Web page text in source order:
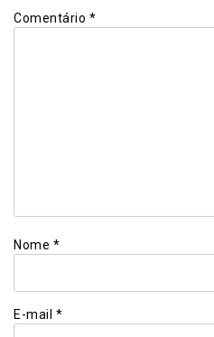
Comentário *
Nome *
E-mail *